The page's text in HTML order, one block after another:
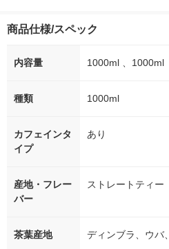
商品仕様/スペック
内容量 1000ml 、1000ml
種類 1000ml
カフェインタ
イプ
あり
産地・フレー
バー
ストレートティー
茶葉産地 ディンブラ、ウバ